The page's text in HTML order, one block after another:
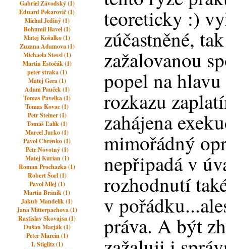
Gabriel Závodský (1)
Eduard Pekarovič (1)
Michal Jediný (1)
Bohumil Havel (1)
Matej Košalko (1)
Zuzana Adamova (1)
Michaela Stessl (1)
Martin Estočák (1)
peter straka (1)
Matej Gera (1)
Adam Pauček (1)
Tomas Pavelka (1)
Tomas Kovac (1)
Petr Steiner (1)
Tomáš Ľalík (1)
Marcel Jurko (1)
Pavol Chrenko (1)
Petr Novotný (1)
Matej Kurian (1)
Roman Prochazka (1)
Robert Šorl (1)
Pavol Mlej (1)
Martin Bránik (1)
Jakub Mandelík (1)
Jana Mitterpachova (1)
Rastislav Skovajsa (1)
Dušan Marják (1)
Peter Marcin (1)
I. Stiglitz (1)
teoreticky :)
zúčastněné,
zažalovanou
popel na
rozkazu
zahájena
mimořádný
nepřipadá v
rozhodnutí
v
práva. A být